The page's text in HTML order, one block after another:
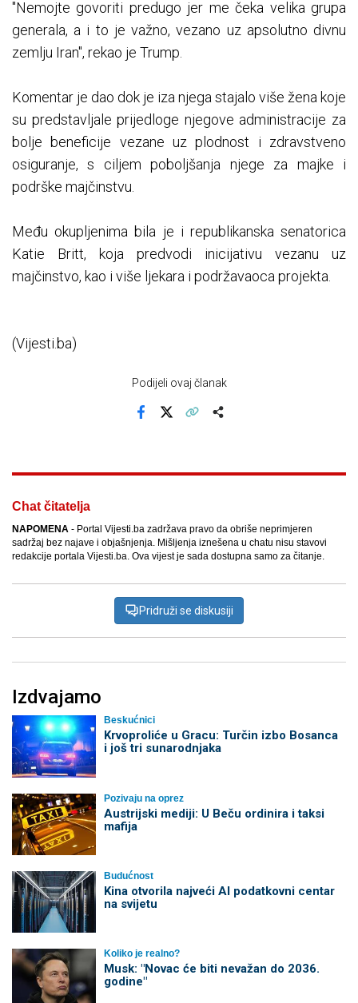
"Nemojte govoriti predugo jer me čeka velika grupa
generala, a i to je važno, vezano uz apsolutno divnu
zemlju Iran", rekao je Trump.
Komentar je dao dok je iza njega stajalo više žena koje
su predstavljale prijedloge njegove administracije za
bolje beneficije vezane uz plodnost i zdravstveno
osiguranje, s ciljem poboljšanja njege za majke i
podrške majčinstvu.
Među okupljenima bila je i republikanska senatorica
Katie Britt, koja predvodi inicijativu vezanu uz
majčinstvo, kao i više ljekara i podržavaoca projekta.
(Vijesti.ba)
Podijeli ovaj članak
Chat čitatelja
NAPOMENA - Portal Vijesti.ba zadržava pravo da obriše neprimjeren
sadržaj bez najave i objašnjenja. Mišljenja iznešena u chatu nisu stavovi
redakcije portala Vijesti.ba. Ova vijest je sada dostupna samo za čitanje.
Pridruži se diskusiji
Izdvajamo
Beskućnici
Krvoproliće u Gracu: Turčin izbo Bosanca
i još tri sunarodnjaka
Pozivaju na oprez
Austrijski mediji: U Beču ordinira i taksi
mafija
Budućnost
Kina otvorila najveći AI podatkovni centar
na svijetu
Koliko je realno?
Musk: "Novac će biti nevažan do 2036.
godine"